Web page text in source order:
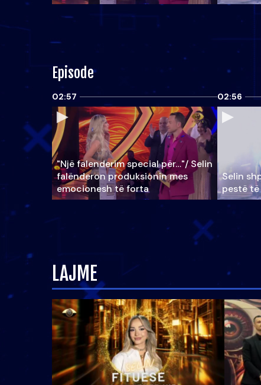
Episode
02:57
"Një falenderim special për…"/ Selin
falënderon produksionin mes
emocionesh të forta
02:56
Selin
pestë të
LAJME